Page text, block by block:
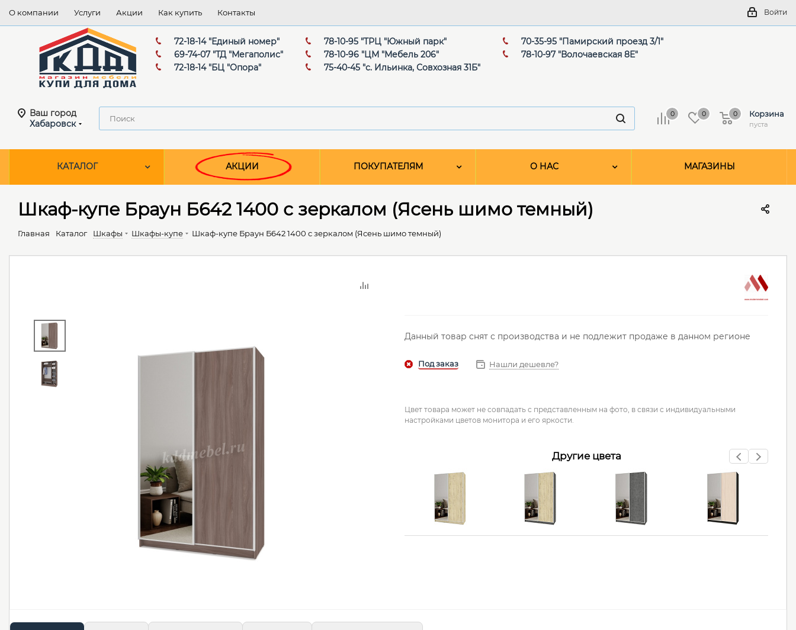
О компании Услуги Акции Как купить Контакты Войти
72-18-14 "Единый номер"
69-74-07 "ТД "Мегаполис"
72-18-14 "БЦ "Опора"
78-10-95 "ТРЦ "Южный парк"
78-10-96 "ЦМ "Мебель 206"
75-40-45 "с. Ильинка, Совхозная 31Б"
70-35-95 "Памирский проезд 3/1"
78-10-97 "Волочаевская 8Е"
Ваш город
Хабаровск
0 0 Корзина
пуста
0
КАТАЛОГ АКЦИИ ПОКУПАТЕЛЯМ О НАС МАГАЗИНЫ
Шкаф-купе Браун Б642 1400 с зеркалом (Ясень шимо темный)
Главная Каталог Шкафы Шкафы-купе Шкаф-купе Браун Б642 1400 с зеркалом (Ясень шимо темный)
Данный товар снят с производства и не подлежит продаже в данном регионе
Нашли дешевле?
Цвет товара может не совпадать с представленным на фото, в связи с индивидуальными
настройками цветов монитора и его яркости.
Другие цвета